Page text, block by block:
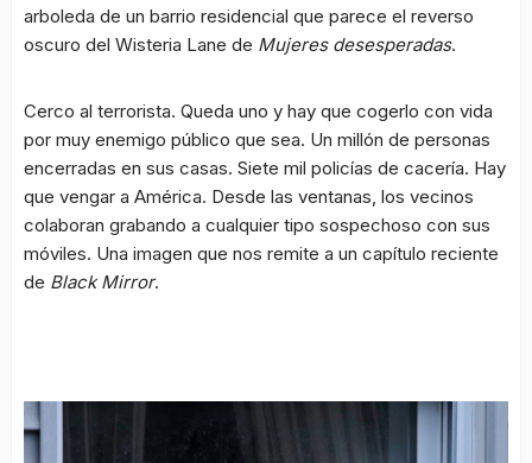
arboleda de un barrio residencial que parece el reverso
oscuro del Wisteria Lane de Mujeres desesperadas.
Cerco al terrorista. Queda uno y hay que cogerlo con vida
por muy enemigo público que sea. Un millón de personas
encerradas en sus casas. Siete mil policías de cacería. Hay
que vengar a América. Desde las ventanas, los vecinos
colaboran grabando a cualquier tipo sospechoso con sus
móviles. Una imagen que nos remite a un capítulo reciente
de Black Mirror.